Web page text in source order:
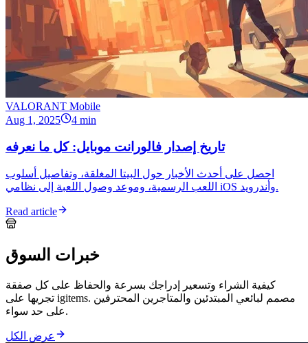
VALORANT Mobile
Aug 1, 2025
4 min
تاريخ إصدار فالورانت موبايل: كل ما نعرفه
احصل على أحدث الأخبار حول البيتا المغلقة، وتفاصيل أسلوب
اللعب الرسمية، وموعد وصول اللعبة إلى نظامي iOS وأندرويد.
Read article
خبرات السوق
كيفية الشراء وتسعير إدراجك بسرعة والحفاظ على كل صفقة
تجريها على igitems. مصمم لبائعي المبتدئين والمتاجرين المحترفين
على حد سواء.
عرض الكل